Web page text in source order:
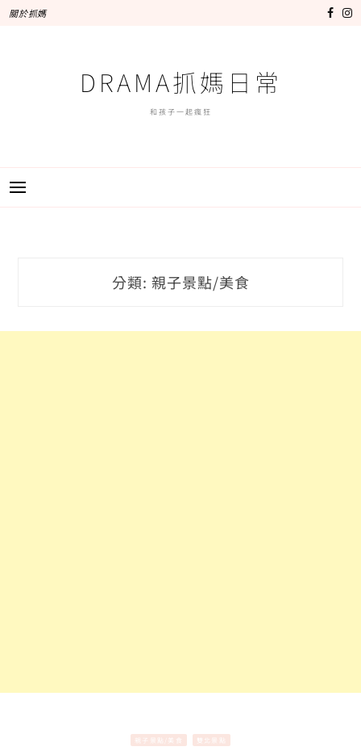
關於抓媽
DRAMA抓媽日常
和孩子一起瘋狂
分類: 親子景點/美食
親子景點/美食 雙北景點